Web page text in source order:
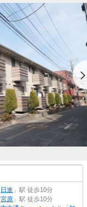
日進 」駅 徒歩10分
宮原 」駅 徒歩10分